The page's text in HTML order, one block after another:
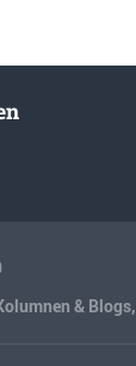
& Blogs,